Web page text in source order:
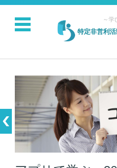
特定非営利
～学
コンテンツに移動